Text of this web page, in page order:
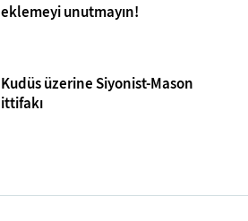
eklemeyi unutmayın!
Kudüs üzerine Siyonist-Mason
ittifakı